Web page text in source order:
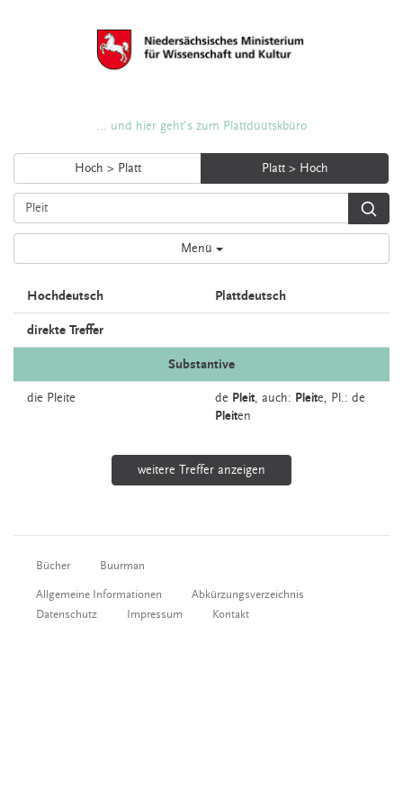
... und hier geht's zum Plattdüütskbüro
Hoch > Platt Platt > Hoch
Menü
Hochdeutsch Plattdeutsch
direkte Treffer
Substantive
die Pleite de Pleit, auch: Pleite, Pl.: de
Pleiten
weitere Treffer anzeigen
Bücher Buurman
Allgemeine Informationen
Abkürzungsverzeichnis
Datenschutz
Impressum Kontakt